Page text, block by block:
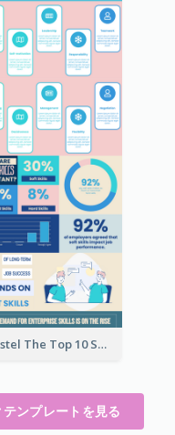
Pastel The Top 10 Soft Skills Infographic Design
ンプレートを見る